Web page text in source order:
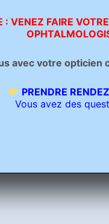
VENEZ FAIRE
avec votre opticien
PRENDRE
Vous avez des